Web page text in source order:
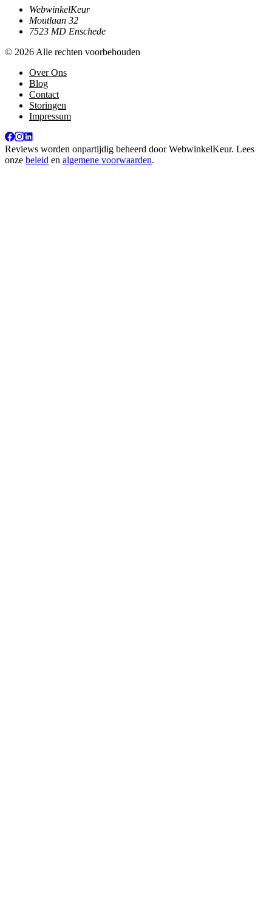
WebwinkelKeur
Moutlaan 32
7523 MD Enschede
© 2026 Alle rechten voorbehouden
Over Ons
Blog
Contact
Storingen
Impressum
Reviews worden onpartijdig beheerd doorWebwinkelKeur. Lees
onze beleid en algemene voorwaarden.